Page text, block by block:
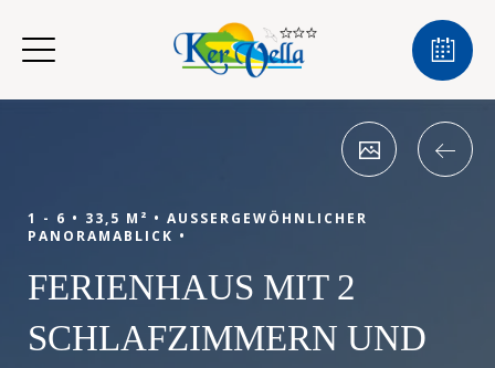
1 - 6 • 33,5 M² • AUSSERGEWÖHNLICHER P
ANORAMABLICK •
FERIENHAUS MIT 2
SCHLAFZIMMERN UND